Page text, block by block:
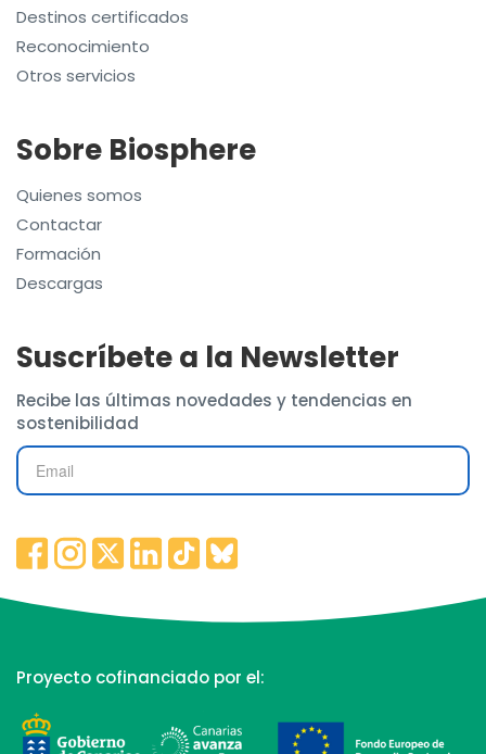
Destinos certificados
Reconocimiento
Otros servicios
Sobre Biosphere
Quienes somos
Contactar
Formación
Descargas
Suscríbete a la Newsletter
Recibe las últimas novedades y tendencias en
sostenibilidad
Proyecto cofinanciado por el: